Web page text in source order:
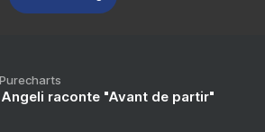
Angeli raconte "Avant de partir"